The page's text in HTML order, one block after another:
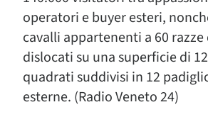
operatori e buyer esteri,
cavalli appartenenti a 60 razze
dislocati su una superficie di
quadrati suddivisi in 12
esterne. (Radio Veneto 24)